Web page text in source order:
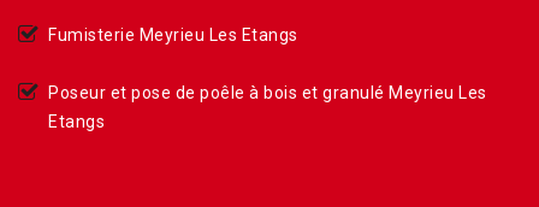
Fumisterie Meyrieu Les Etangs
Poseur et pose de poêle à bois et granulé Meyrieu Les
Etangs